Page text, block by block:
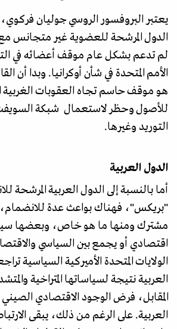
يعتبر البروفسور الروسي جوليان
الدول المرشحة للعضوية غير متجانس
لم تدعم بشكل عام موقف أعضائه في
الأمم المتحدة في شأن أوكرانيا. وبدا أن
هو موقف حاسم تجاه العقوبات الغربية
للأصول وحظر لاستعمال شبكة
التوريد وغيرها.
الدول العربية
أما بالنسبة إلى الدول العربية المرشحة
"بريكس"، فهناك بواعث عدة
مشترك ومنها ما هو خاص، وبعضها
اقتصادي أو يجمع بين السياسي
الولايات المتحدة الأميركية السياسية
العربية نتيجة لسياساتها المتراخية
المقابل، فرض الوجود الاقتصادي الصيني
العربية. على الرغم من ذلك، يبقى